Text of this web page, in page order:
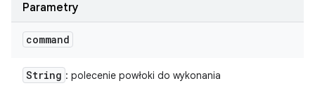
Parametry
command
String : polecenie powłoki do wykonania